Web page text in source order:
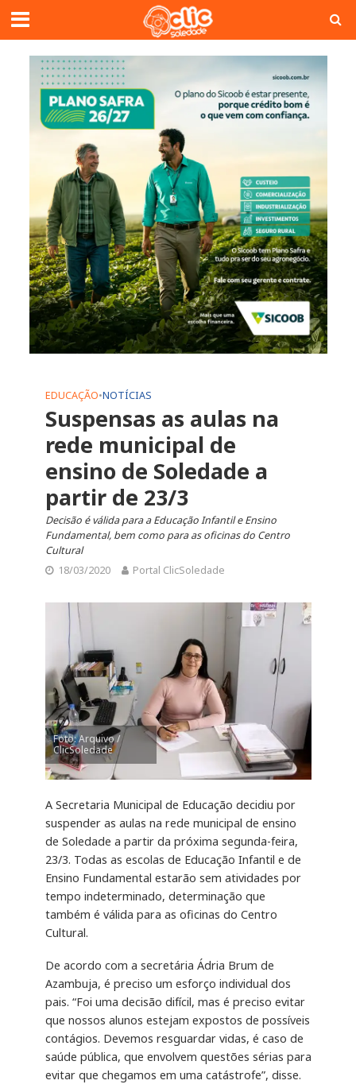
EDUCAÇÃO•NOTÍCIAS
Suspensas as aulas na
rede municipal de
ensino de Soledade a
partir de 23/3
Decisão é válida para a Educação Infantil e Ensino
Fundamental, bem como para as oficinas do Centro
Cultural
18/03/2020
Portal ClicSoledade
Foto: Arquivo /
ClicSoledade
A Secretaria Municipal de Educação decidiu por
suspender as aulas na rede municipal de ensino
de Soledade a partir da próxima segunda-feira,
23/3. Todas as escolas de Educação Infantil e de
Ensino Fundamental estarão sem atividades por
tempo indeterminado, determinação que
também é válida para as oficinas do Centro
Cultural.
De acordo com a secretária Ádria Brum de
Azambuja, é preciso um esforço individual dos
pais. “Foi uma decisão difícil, mas é preciso evitar
que nossos alunos estejam expostos de possíveis
contágios. Devemos resguardar vidas, é caso de
saúde pública, que envolvem questões sérias para
evitar que chegamos em uma catástrofe”, disse.